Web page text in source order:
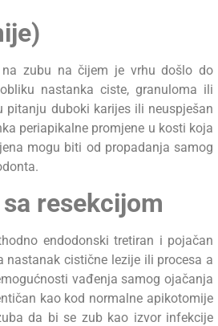
zubu na čijem je vrhu došlo do
nastanka ciste, granuloma ili
pitanju duboki karijes ili neuspješan
periapikalne promjene u kosti koja
mogu biti od propadanja samog
resekcijom
endodonski tretiran i pojačan
cistične lezije ili procesa a
vađenja samog ojačanja
kao kod normalne apikotomije
da bi se zub kao izvor infekcije